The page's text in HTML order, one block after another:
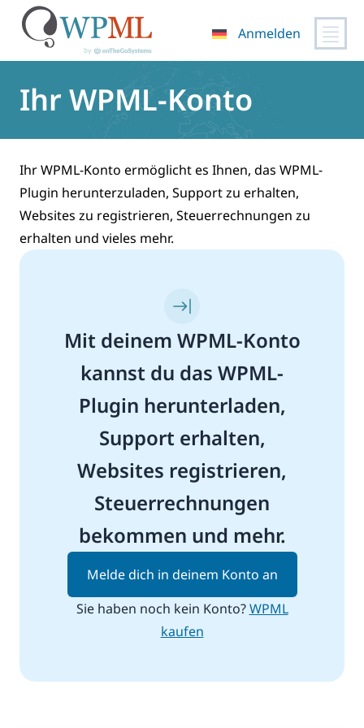
Inhalt
springen
Anmelden
Ihr WPML-Konto
Ihr WPML-Konto ermöglicht es Ihnen, das WPML-
Plugin herunterzuladen, Support zu erhalten,
Websites zu registrieren, Steuerrechnungen zu
erhalten und vieles mehr.
Mit deinem WPML-Konto
kannst du das WPML-
Plugin herunterladen,
Support erhalten,
Websites registrieren,
Steuerrechnungen
bekommen und mehr.
Melde dich in deinem Konto an
Sie haben noch kein Konto?WPML
kaufen